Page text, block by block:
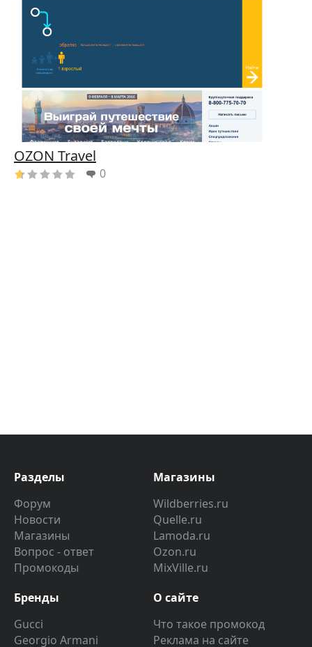
OZON Travel
0
Разделы
Форум
Новости
Магазины
Вопрос - ответ
Промокоды
Магазины
Wildberries.ru
Quelle.ru
Lamoda.ru
Ozon.ru
MixVille.ru
Бренды
Gucci
Georgio Armani
О сайте
Что такое промокод
Реклама на сайте